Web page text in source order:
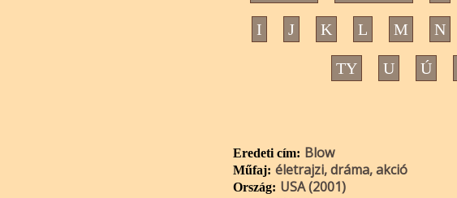
I J K L M N
TY U Ú
Eredeti cím: Blow
Műfaj: életrajzi, dráma, akció
Ország: USA (2001)